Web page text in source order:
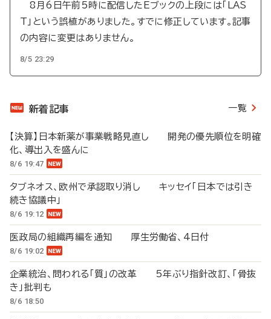
8月6日午前5時に配信したEブックの上段には「LAS
T」という誤植がありました。すでに修正しています。記事
の内容に変更はありません。
8/5 23:29
新着記事 一覧
【決算】日本新薬が事業戦略見直し 開発の優先順位を明確
化、導出入を盛んに
8/6 19:47
タブネオス、欧州で承認取り消し キッセイ「日本では引き
続き協議中」
8/6 19:12
医政局の組織再編を通知 厚生労働省、4日付
8/6 19:02
企業統治、問われる「質」の改革 5年ぶり指針改訂、「骨抜
き」批判も
8/6 18:50